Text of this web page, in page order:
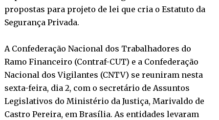
propostas para projeto de lei que cria o Estatuto da
Segurança Privada.
A Confederação Nacional dos Trabalhadores do
Ramo Financeiro (Contraf-CUT) e a Confederação
Nacional dos Vigilantes (CNTV) se reuniram nesta
sexta-feira, dia 2, com o secretário de Assuntos
Legislativos do Ministério da Justiça, Marivaldo de
Castro Pereira, em Brasília. As entidades levaram